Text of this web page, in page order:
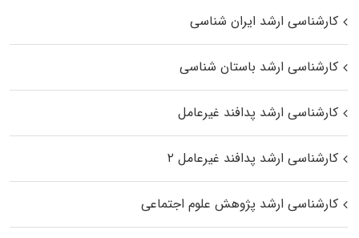
کارشناسی ارشد ایران شناسی
کارشناسی ارشد باستان شناسی
کارشناسی ارشد پدافند غیرعامل
کارشناسی ارشد پدافند غیرعامل ۲
کارشناسی ارشد پژوهش علوم اجتماعی